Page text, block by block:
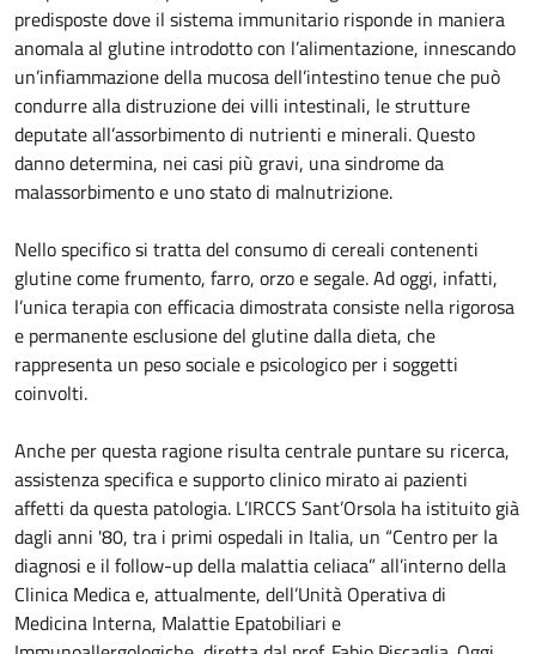
predisposte dove il sistema immunitario risponde in maniera
anomala al glutine introdotto con l’alimentazione, innescando
un’infiammazione della mucosa dell’intestino tenue che può
condurre alla distruzione dei villi intestinali, le strutture
deputate all’assorbimento di nutrienti e minerali. Questo
danno determina, nei casi più gravi, una sindrome da
malassorbimento e uno stato di malnutrizione.
Nello specifico si tratta del consumo di cereali contenenti
glutine come frumento, farro, orzo e segale. Ad oggi, infatti,
l’unica terapia con efficacia dimostrata consiste nella rigorosa
e permanente esclusione del glutine dalla dieta, che
rappresenta un peso sociale e psicologico per i soggetti
coinvolti.
Anche per questa ragione risulta centrale puntare su ricerca,
assistenza specifica e supporto clinico mirato ai pazienti
affetti da questa patologia. L’IRCCS Sant’Orsola ha istituito già
dagli anni '80, tra i primi ospedali in Italia, un “Centro per la
diagnosi e il follow-up della malattia celiaca” all’interno della
Clinica Medica e, attualmente, dell’Unità Operativa di
Medicina Interna, Malattie Epatobiliari e